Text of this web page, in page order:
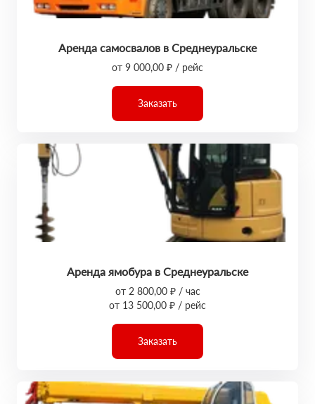
Аренда самосвалов в Среднеуральске
от 9 000,00 ₽ / рейс
Заказать
Аренда ямобура в Среднеуральске
от 2 800,00 ₽ / час
от 13 500,00 ₽ / рейс
Заказать